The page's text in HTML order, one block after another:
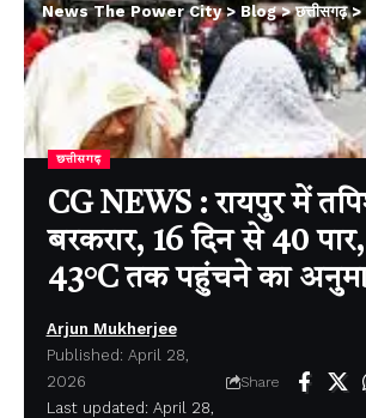
News The Power City>Blog>छत्तीसगढ़>
छत्तीसगढ़
CG NEWS : रायपुर में
बरकरार, 16 दिन से 40
43°C तक पहुंचने का
Last updated: April 28,
Arjun Mukherjee
Published: April 28,
2026
Share